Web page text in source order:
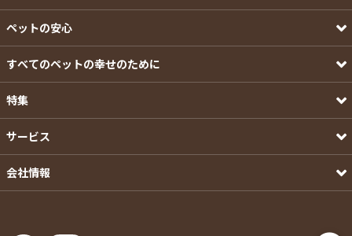
ペットの安心
すべてのペットの幸せのために
特集
サービス
会社情報